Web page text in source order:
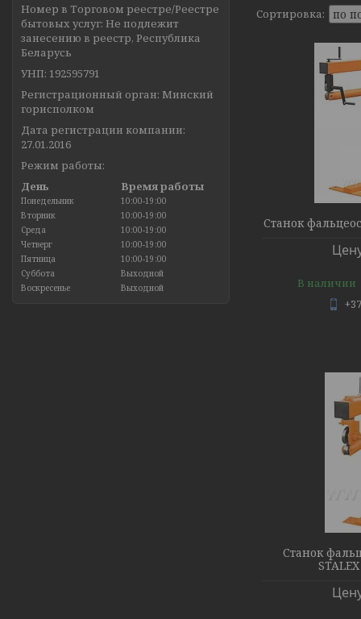
Станок
В наличии
Станок
Номер в Торговом реестре/Реестре
бытовых услуг: Не подлежит
занесению в реестр, Республика
Беларусь
УНП: 192595791
Регистрационный орган: Минский
горисполком
Дата регистрации компании:
27.01.2016
Режим работы:
День
Время работы
Понедельник
10:00-19:00
Вторник
10:00-19:00
Среда
10:00-19:00
Четверг
10:00-19:00
Пятница
10:00-19:00
Суббота
Выходной
Воскресенье
Выходной